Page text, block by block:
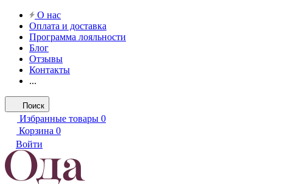
О нас
Оплата и доставка
Программа лояльности
Блог
Отзывы
Контакты
...
Поиск
Избранные товары 0
Корзина 0
Войти